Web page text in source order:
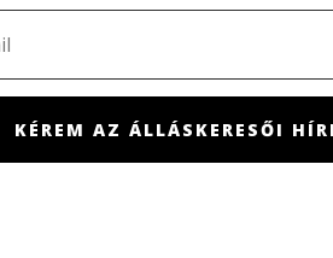
KÉREM AZ ÁLLÁSKERESŐI